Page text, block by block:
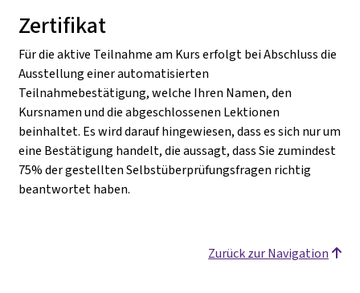
Zertifikat
Für die aktive Teilnahme am Kurs erfolgt bei Abschluss die
Ausstellung einer automatisierten
Teilnahmebestätigung, welche Ihren Namen, den
Kursnamen und die abgeschlossenen Lektionen
beinhaltet. Es wird darauf hingewiesen, dass es sich nur um
eine Bestätigung handelt, die aussagt, dass Sie zumindest
75% der gestellten Selbstüberprüfungsfragen richtig
beantwortet haben.
Zurück zur Navigation